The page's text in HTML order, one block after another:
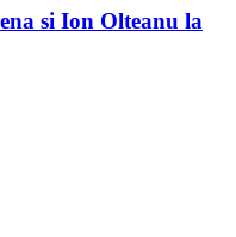
si Ion Olteanu la